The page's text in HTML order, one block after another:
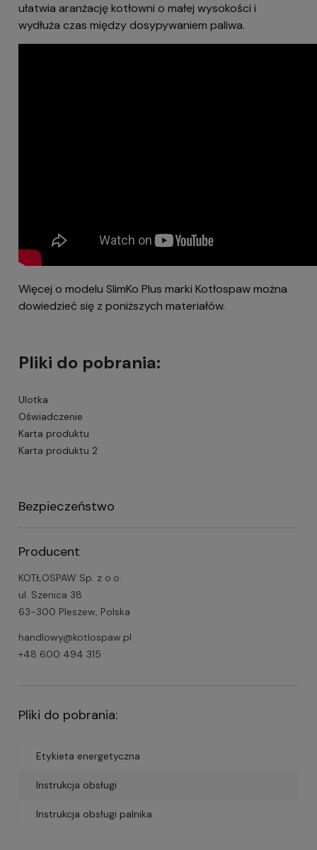
ułatwia aranżację kotłowni o małej wysokości i
wydłuża czas między dosypywaniem paliwa.
Więcej o modelu SlimKo Plus marki Kotłospaw można
dowiedzieć się z poniższych materiałów.
Pliki do pobrania:
Ulotka
Oświadczenie
Karta produktu
Karta produktu 2
Bezpieczeństwo
Producent
KOTŁOSPAW Sp. z o.o.
ul. Szenica 38
63-300 Pleszew, Polska
handlowy@kotlospaw.pl
+48 600 494 315
Pliki do pobrania:
Etykieta energetyczna
Instrukcja obsługi
Instrukcja obsługi palnika